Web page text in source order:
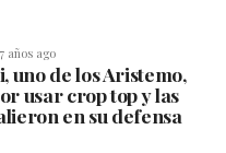
7 años ago
uno de los Aristemo,
usar crop top y las
en su defensa